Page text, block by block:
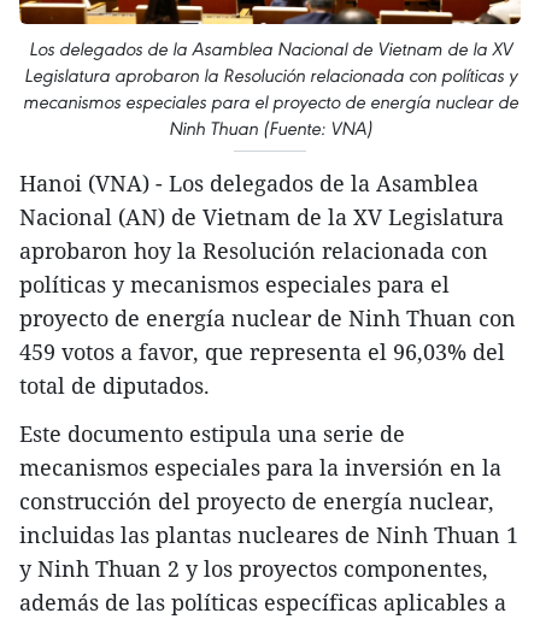
Los delegados de la Asamblea Nacional de Vietnam de la XV
Legislatura aprobaron la Resolución relacionada con políticas y
mecanismos especiales para el proyecto de energía nuclear de
Ninh Thuan (Fuente: VNA)
Hanoi (VNA) - Los delegados de la Asamblea
Nacional (AN) de Vietnam de la XV Legislatura
aprobaron hoy la Resolución relacionada con
políticas y mecanismos especiales para el
proyecto de energía nuclear de Ninh Thuan con
459 votos a favor, que representa el 96,03% del
total de diputados.
Este documento estipula una serie de
mecanismos especiales para la inversión en la
construcción del proyecto de energía nuclear,
incluidas las plantas nucleares de Ninh Thuan 1
y Ninh Thuan 2 y los proyectos componentes,
además de las políticas específicas aplicables a